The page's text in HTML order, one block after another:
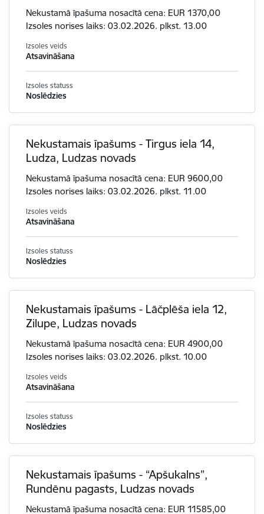
Nekustamā īpašuma nosacītā cena: EUR 1370,00
Izsoles norises laiks: 03.02.2026. plkst. 13.00
Izsoles veids
Atsavināšana
Izsoles statuss
Noslēdzies
Nekustamais īpašums - Tirgus iela 14,
Ludza, Ludzas novads
Nekustamā īpašuma nosacītā cena: EUR 9600,00
Izsoles norises laiks: 03.02.2026. plkst. 11.00
Izsoles veids
Atsavināšana
Izsoles statuss
Noslēdzies
Nekustamais īpašums - Lāčplēša iela 12,
Zilupe, Ludzas novads
Nekustamā īpašuma nosacītā cena: EUR 4900,00
Izsoles norises laiks: 03.02.2026. plkst. 10.00
Izsoles veids
Atsavināšana
Izsoles statuss
Noslēdzies
Nekustamais īpašums - “Apšukalns”,
Rundēnu pagasts, Ludzas novads
Nekustamā īpašuma nosacītā cena: EUR 11585,00